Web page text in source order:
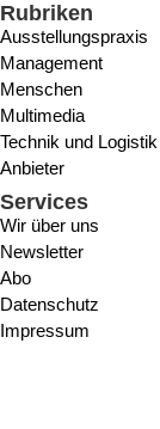
Rubriken
Ausstellungspraxis
Management
Menschen
Multimedia
Technik und Logistik
Anbieter
Services
Wir über uns
Newsletter
Abo
Datenschutz
Impressum